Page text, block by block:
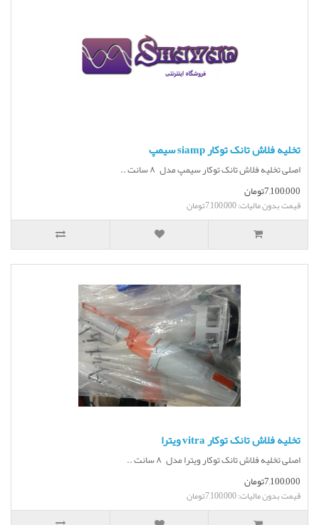
تخلیه فلاش تانک توکار siamp سیمپ
اصلی تخلیه فلاش تانک توکار سیمپ مدل ۸ سانت ..
7,100,000تومان
قیمت بدون مالیات: 7,100,000تومان
تخلیه فلاش تانک توکار vitra ویترا
اصلی تخلیه فلاش تانک توکار ویترا مدل ۸ سانت ..
7,100,000تومان
قیمت بدون مالیات: 7,100,000تومان